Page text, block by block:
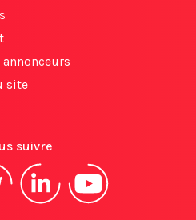
annonceurs
site
suivre